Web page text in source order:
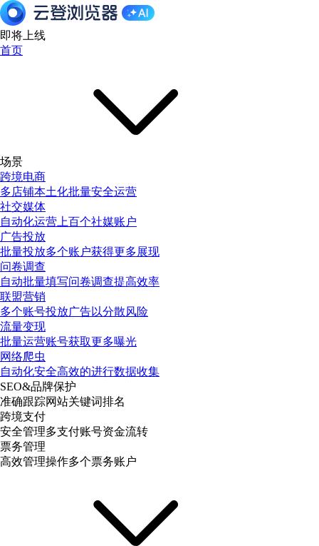
即将上线
首页
场景
跨境电商
多店铺本土化批量安全运营
社交媒体
自动化运营上百个社媒账户
广告投放
批量投放多个账户获得更多展现
问卷调查
自动批量填写问卷调查提高效率
联盟营销
多个账号投放广告以分散风险
流量变现
批量运营账号获取更多曝光
网络爬虫
自动化安全高效的进行数据收集
SEO&品牌保护
准确跟踪网站关键词排名
跨境支付
安全管理多支付账号资金流转
票务管理
高效管理操作多个票务账户